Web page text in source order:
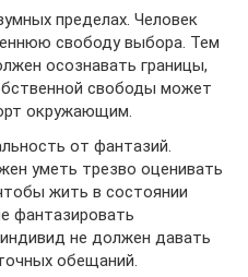
пределах. Человек
свободу выбора. Тем
осознавать границы,
свободы может
окружающим.
от фантазий.
уметь трезво оценивать
жить в состоянии
фантазировать
не должен давать
обещаний.